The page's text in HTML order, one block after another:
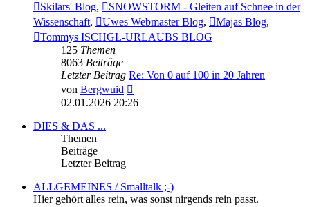
Skilars' Blog,
SNOWSTORM - Gleiten auf Schnee in der
Wissenschaft, Uwes Webmaster Blog, Majas Blog,
Tommys ISCHGL-URLAUBS BLOG
125 Themen
8063 Beiträge
Letzter Beitrag Re: Von 0 auf 100 in 20 Jahren
von Bergwuid
Beitrag
02.01.2026 20:26
DIES & DAS ...
Themen
Beiträge
Letzter Beitrag
ALLGEMEINES / Smalltalk ;-)
Hier gehört alles rein, was sonst nirgends rein passt.